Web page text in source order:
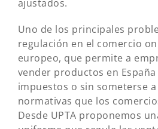
ajustados.
Uno de los principales
regulación en el comercio
europeo, que permite a
vender productos en
impuestos o sin someterse
normativas que los
Desde UPTA proponemos